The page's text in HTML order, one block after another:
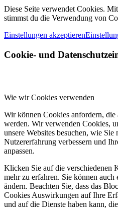
Diese Seite verwendet Cookies.
stimmst du die Verwendung von
Einstellungen akzeptieren
Cookie- und
Wie wir Cookies verwenden
Wir können Cookies anfordern,
werden. Wir verwenden Cookies,
unsere Websites besuchen, wie
Nutzererfahrung verbessern und
anpassen.
Klicken Sie auf die verschiedenen
mehr zu erfahren. Sie können
ändern. Beachten Sie, dass das
Cookies Auswirkungen auf Ihre
und auf die Dienste haben kann,